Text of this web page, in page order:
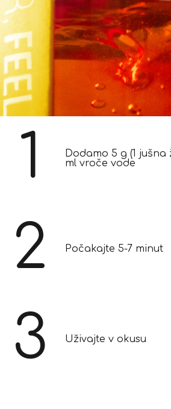
1
Dodamo 5 g (1 jušna
ml vroče vode
2 Počakajte 5-7 minut
3 Uživajte v okusu